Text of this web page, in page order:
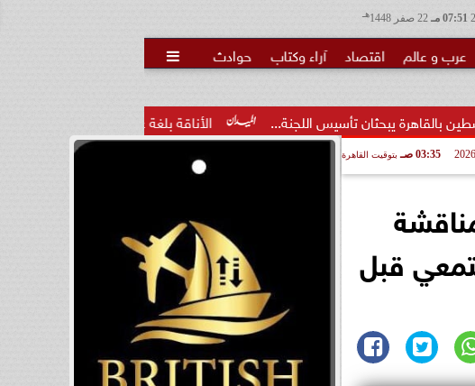
07:51 مـ هـ
عرب و عالم اقتصاد آراء وكتاب حوادث 
الأناقة بلغة عصرية.. فاطمة محمد الشهري توظف تأسيس اللجنة...
03:35 صـ بتوقيت القاهرة
قبل